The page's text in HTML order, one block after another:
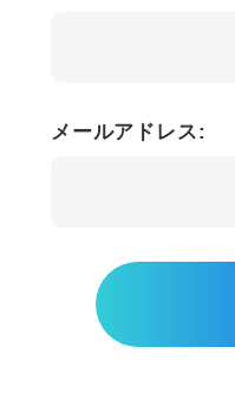
メールアドレス: